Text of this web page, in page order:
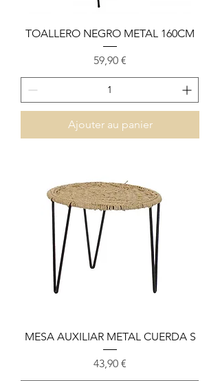
TOALLERO NEGRO METAL 160CM
Prix
59,90 €
Ajouter au panier
MESA AUXILIAR METAL CUERDA S
Prix
43,90 €